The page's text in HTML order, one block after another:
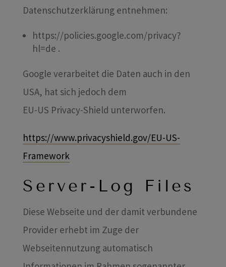
Datenschutzerklärung entnehmen:
https://policies.google.com/privacy?
hl=de .
Google verarbeitet die Daten auch in den
USA, hat sich jedoch dem
EU-US Privacy-Shield unterworfen.
https://www.privacyshield.gov/EU-US-
Framework
Server-Log Files
Diese Webseite und der damit verbundene
Provider erhebt im Zuge der
Webseitennutzung automatisch